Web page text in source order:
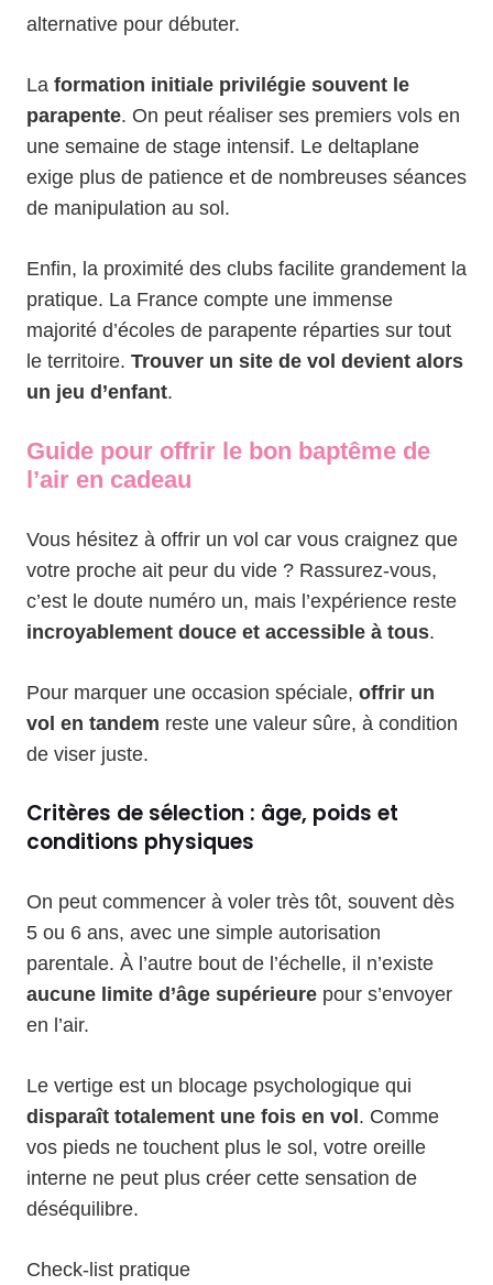
alternative pour débuter.
La formation initiale privilégie souvent le
parapente. On peut réaliser ses premiers vols en
une semaine de stage intensif. Le deltaplane
exige plus de patience et de nombreuses séances
de manipulation au sol.
Enfin, la proximité des clubs facilite grandement la
pratique. La France compte une immense
majorité d’écoles de parapente réparties sur tout
le territoire. Trouver un site de vol devient alors
un jeu d’enfant.
Guide pour offrir le bon baptême de
l’air en cadeau
Vous hésitez à offrir un vol car vous craignez que
votre proche ait peur du vide ? Rassurez-vous,
c’est le doute numéro un, mais l’expérience reste
incroyablement douce et accessible à tous.
Pour marquer une occasion spéciale, offrir un
vol en tandem reste une valeur sûre, à condition
de viser juste.
Critères de sélection : âge, poids et
conditions physiques
On peut commencer à voler très tôt, souvent dès
5 ou 6 ans, avec une simple autorisation
parentale. À l’autre bout de l’échelle, il n’existe
aucune limite d’âge supérieure pour s’envoyer
en l’air.
Le vertige est un blocage psychologique qui
disparaît totalement une fois en vol . Comme
vos pieds ne touchent plus le sol, votre oreille
interne ne peut plus créer cette sensation de
déséquilibre.
Check-list pratique